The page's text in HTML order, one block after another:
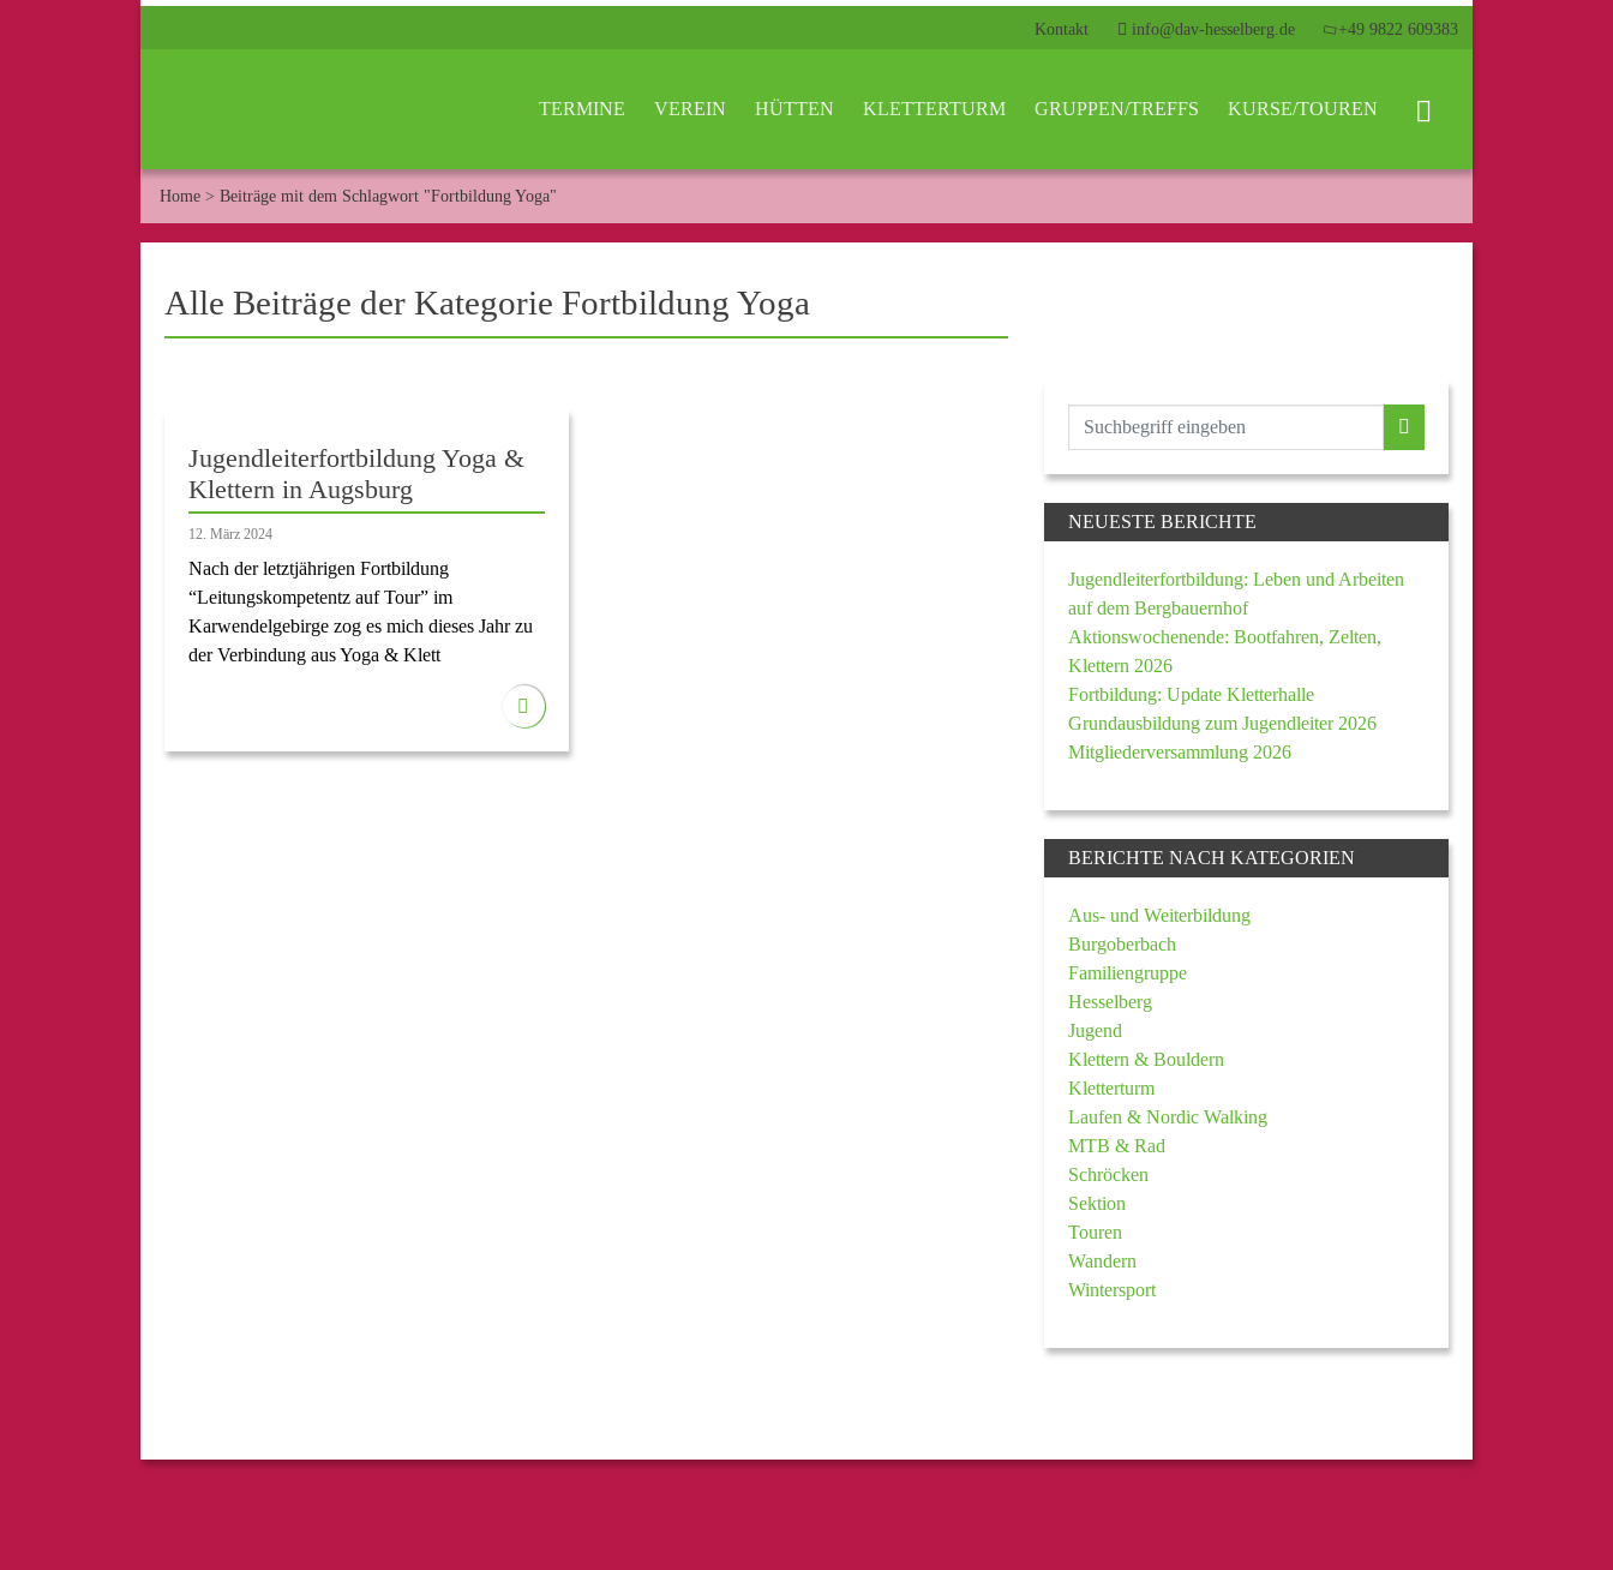
Kontakt info@dav-hesselberg.de +49 9822 609383
TERMINE VEREIN HÜTTEN KLETTERTURM GRUPPEN/TREFFS KURSE/TOUREN
Home > Beiträge mit dem Schlagwort "Fortbildung Yoga"
Alle Beiträge der Kategorie Fortbildung Yoga
Jugendleiterfortbildung Yoga &
Klettern in Augsburg
12. März 2024
Nach der letztjährigen Fortbildung
“Leitungskompetentz auf Tour” im
Karwendelgebirge zog es mich dieses Jahr zu
der Verbindung aus Yoga & Klett
NEUESTE BERICHTE
Jugendleiterfortbildung: Leben und Arbeiten
auf dem Bergbauernhof
Aktionswochenende: Bootfahren, Zelten,
Klettern 2026
Fortbildung: Update Kletterhalle
Grundausbildung zum Jugendleiter 2026
Mitgliederversammlung 2026
BERICHTE NACH KATEGORIEN
Aus- und Weiterbildung
Burgoberbach
Familiengruppe
Hesselberg
Jugend
Klettern & Bouldern
Kletterturm
Laufen & Nordic Walking
MTB & Rad
Schröcken
Sektion
Touren
Wandern
Wintersport